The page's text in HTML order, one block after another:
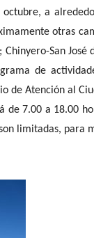
a
otras
San
de
de Atención al
de 7.00 a 18.00
limitadas, para